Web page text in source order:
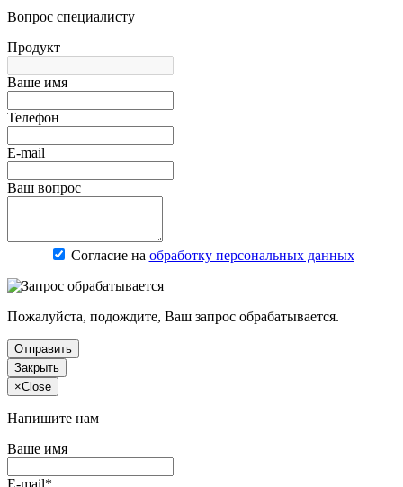
Вопрос специалисту
Продукт
Ваше имя
Телефон
E-mail
Ваш вопрос
Согласие на обработку персональных данных
Пожалуйста, подождите, Ваш запрос обрабатывается.
Отправить
Закрыть
×Close
Напишите нам
Ваше имя